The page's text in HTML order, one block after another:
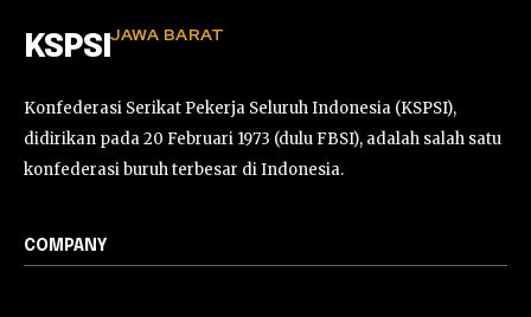
KSPSI JAWA BARAT
Konfederasi Serikat Pekerja Seluruh Indonesia (KSPSI),
didirikan pada 20 Februari 1973 (dulu FBSI), adalah salah satu
konfederasi buruh terbesar di Indonesia.
COMPANY